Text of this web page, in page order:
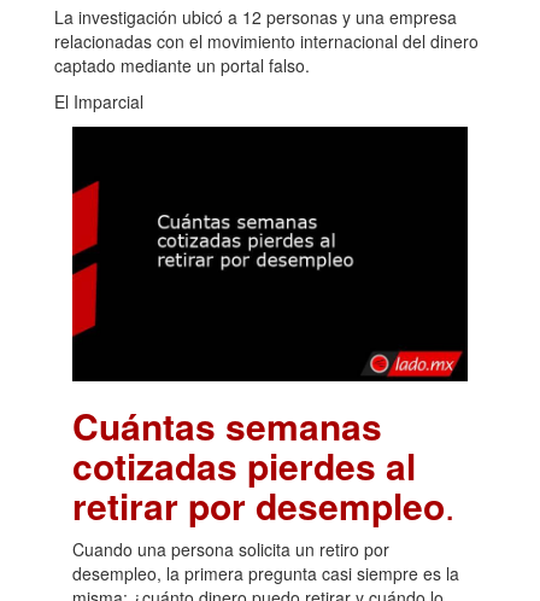
La investigación ubicó a 12 personas y una empresa
relacionadas con el movimiento internacional del dinero
captado mediante un portal falso.
El Imparcial
Cuántas semanas
cotizadas pierdes al
retirar por desempleo.
Cuando una persona solicita un retiro por
desempleo, la primera pregunta casi siempre es la